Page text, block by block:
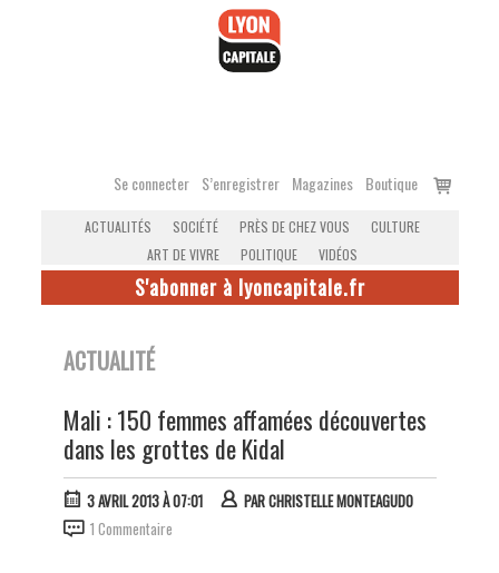
Se connecter S’enregistrer Magazines Boutique
Voir
ACTUALITÉS SOCIÉTÉ PRÈS DE CHEZ VOUS
CULTURE
ART DE VIVRE
POLITIQUE VIDÉOS
S'abonner à lyoncapitale.fr
ACTUALITÉ
Mali : 150 femmes affamées découvertes
dans les grottes de Kidal
3 AVRIL 2013 À 07:01 PARCHRISTELLE MONTEAGUDO
1 Commentaire